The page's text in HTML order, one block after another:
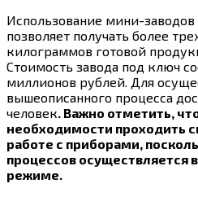
Использование мини-
позволяет получать более
килограммов готовой
Стоимость завода под ключ
миллионов рублей. Для
вышеописанного процесса
человек. Важно отметить,
необходимости проходить
работе с приборами,
процессов осуществляется
режиме.